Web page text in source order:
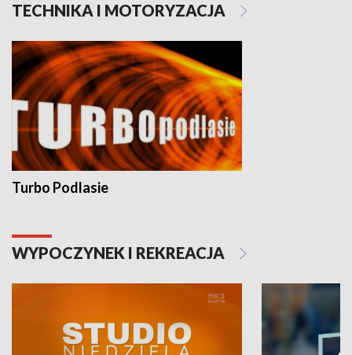
TECHNIKA I MOTORYZACJA
Turbo Podlasie
WYPOCZYNEK I REKREACJA